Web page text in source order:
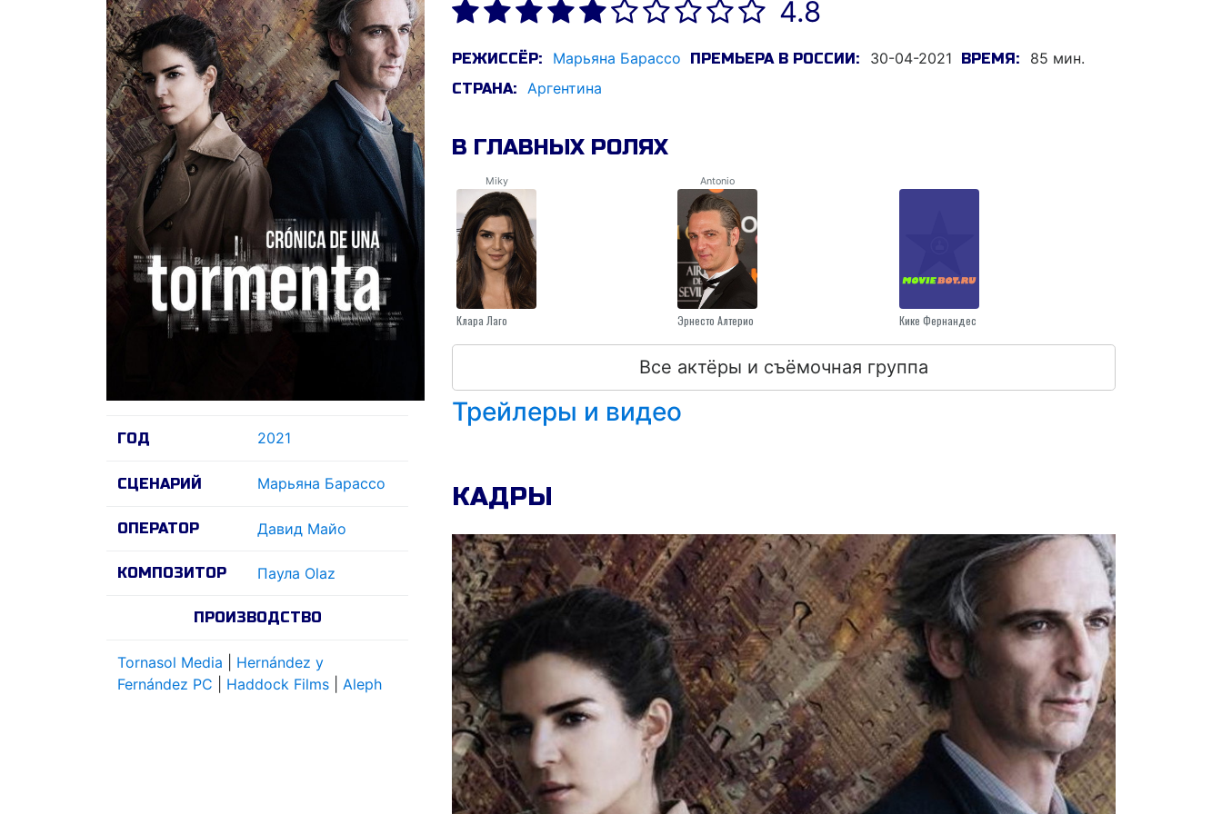
ГОД 2021
СЦЕНАРИЙ Марьяна Барассо
ОПЕРАТОР Давид Майо
КОМПОЗИТОР Паула Olaz
ПРОИЗВОДСТВО
Tornasol Media
Hernández y
Fernández PC
Haddock Films Aleph
4.8
РЕЖИССЁР: Марьяна Барассо ПРЕМЬЕРА В РОССИИ: 30-04-2021 ВРЕМЯ: 85 мин.
СТРАНА: Аргентина
В ГЛАВНЫХ РОЛЯХ
Miky
Клара Лаго
Antonio
Эрнесто Алтерио Кике Фернандес
Все актёры и съёмочная группа
Трейлеры и видео
КАДРЫ